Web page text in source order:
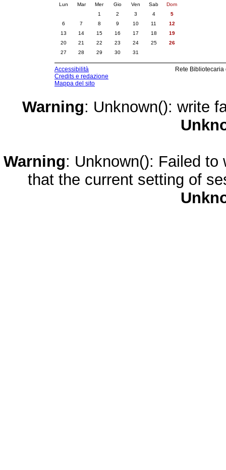
Lun Mar Mer Gio Ven Sab
Dom
1
2 3 4
5
6
7 8 9 10 11
12
13
14 15 16 17 18
19
20
21 22 23 24 25
26
27
28 29 30 31
Accessibilità
Credits e redazione
Mappa del sito
Rete
Warning: Unknown(): write
Warning: Unknown(): Failed
that the current setting of